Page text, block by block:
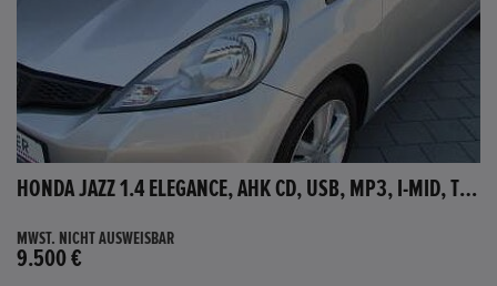
HONDA JAZZ 1.4 ELEGANCE, AHK CD, USB, MP3, I-MID, TEMPOMAT, AUX-IN
MWST. NICHT AUSWEISBAR
9.500 €